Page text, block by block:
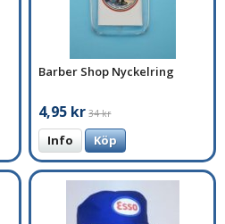
Barber Shop Nyckelring
4,95 kr 34 kr
Info Köp